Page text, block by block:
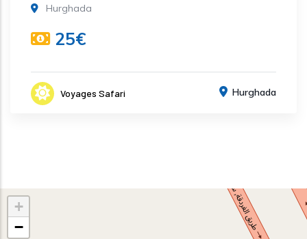
Hurghada
25€
Voyages Safari Hurghada
+
−